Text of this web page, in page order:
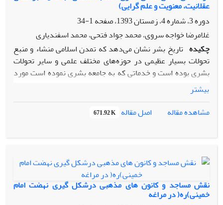
عقلانیت، معنویت و علم گرایی)
دوره 3، شماره 4، زمستان 1393، صفحه
1-34
غلامرضا خواجه سروی، محمد جواد فتحی، محمد اسفندیاری
چکیده تاریخ بشر نشان می‌دهد که تمدن اسلامی ‌منشاء و منبع
تحولات بسیار عظیمی ‌در حوزه‌های مختلف علمی ‌و سایر تحولات
بشری بوده است و خدماتی که به جامعه بشری نموده است مورد
اذعان اکثر دانشمندان جهان می‌باشد، با این حال تمدن اسلامی ‌در
سده‌های مختلف با فراز و فرود‌های زیادی همراه بوده است ولی
مفاهیم عمیق و تأثیر گذارش توانسته پویایی و زایایی آن را در
برهه‌های مختلف زمان حفظ نماید. زایش و تولد انقلاب اسلامی ‌نیز
اسلامی ‌ببخشد. تجربه نشان داد که انقلاب اسلامی‌ این ظرفیت را
دارا می‌باشد که هوشمندانه و با تکیه بر مبانی و اصول علمی، عقب­
ماندگی گذشته راجبران نماید پرسش اصلی آن است که انقلاب
اسلامی ‌با توجه به تحولات تمدن اسلامی‌ در ادوار گذشته با تأکید
بیشتر
مشاهده مقاله
اصل مقاله 671.92 K
نقش مساجد و کانون های مذهبی درشکل گیری نهضت امام
خمینی)ره( در مراغه